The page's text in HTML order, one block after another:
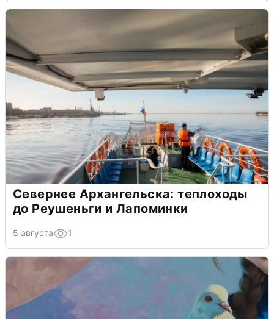
Севернее Архангельска: теплоходы
до Реушеньги и Лапоминки
5 августа 1